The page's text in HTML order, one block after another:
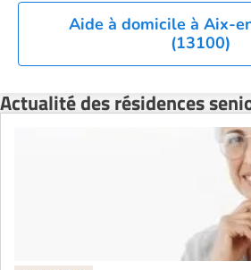
Aide à domicile à Aix-
(13100)
Actualité des résidences